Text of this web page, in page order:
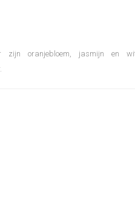
zijn oranjebloem, jasmijn en